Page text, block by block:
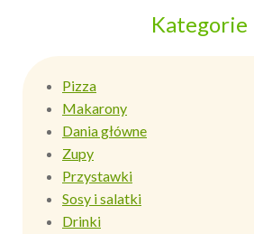
Kategorie
Pizza
Makarony
Dania główne
Zupy
Przystawki
Sosy i salatki
Drinki